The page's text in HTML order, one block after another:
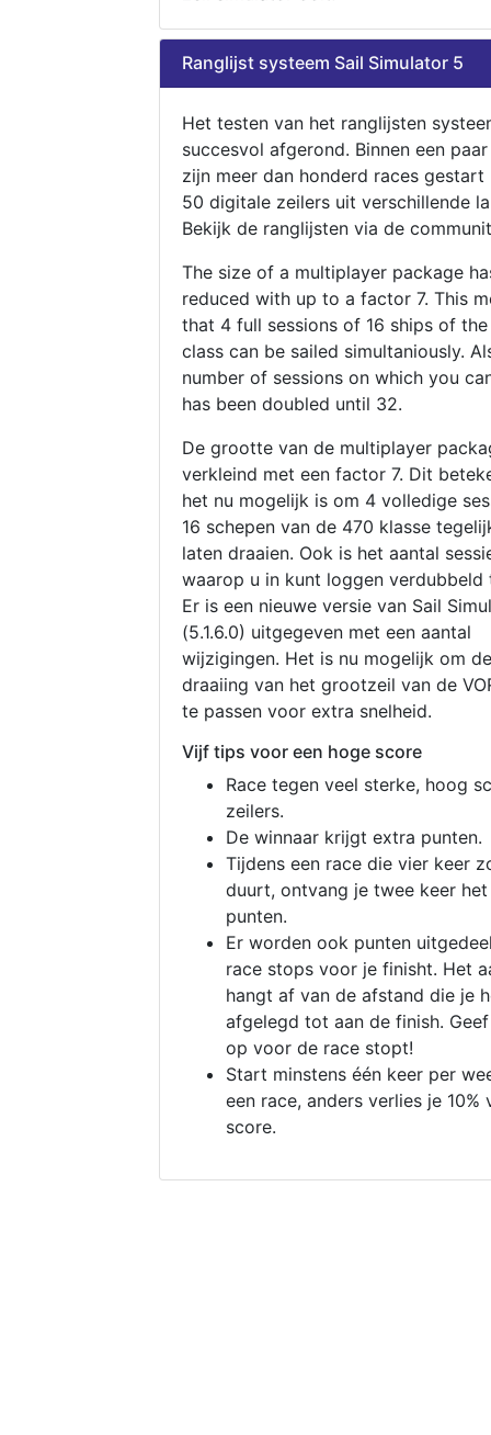
Ranglijst systeem Sail Simulator 5
Het testen van het ranglijsten
succesvol afgerond. Binnen een
zijn meer dan honderd races gestart
50 digitale zeilers uit verschillende
Bekijk de ranglijsten via de
The size of a multiplayer package
reduced with up to a factor 7. This
that 4 full sessions of 16 ships of
class can be sailed simultaniously.
number of sessions on which you
has been doubled until 32.
De grootte van de multiplayer
verkleind met een factor 7. Dit
het nu mogelijk is om 4 volledige
16 schepen van de 470 klasse
laten draaien. Ook is het aantal
waarop u in kunt loggen verdubbeld
Er is een nieuwe versie van Sail
(5.1.6.0) uitgegeven met een aantal
wijzigingen. Het is nu mogelijk om de
draaiing van het grootzeil van de
te passen voor extra snelheid.
Vijf tips voor een hoge score
Race tegen veel sterke, hoog
zeilers.
De winnaar krijgt extra punten.
Tijdens een race die vier keer
duurt, ontvang je twee keer
punten.
Er worden ook punten
race stops voor je finisht. Het
hangt af van de afstand die je
afgelegd tot aan de finish.
op voor de race stopt!
Start minstens één keer per
een race, anders verlies je 10%
score.